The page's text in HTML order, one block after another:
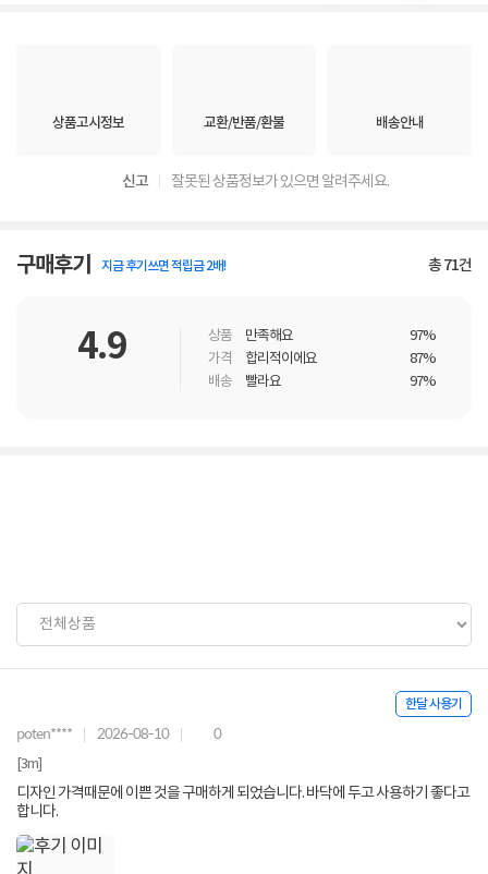
상품고시정보 교환/반품/환불 배송안내
신고 잘못된 상품정보가 있으면 알려주세요.
구매후기 지금 후기쓰면 적립금 2배! 총71건
4.9 상품 만족해요
97%
가격
합리적이에요
87%
배송
빨라요 97%
한달 사용기
poten**** 2026-08-10 0
[3m]
디자인 가격때문에 이쁜 것을 구매하게 되었습니다. 바닥에 두고 사용하기 좋다고
합니다.